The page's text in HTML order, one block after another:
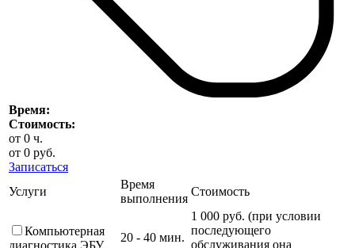
Время:
Стоимость:
от 0 ч.
от 0 руб.
Записаться
Услуги
Время
выполнения
Стоимость
Компьютерная
20 - 40 мин.
1 000 руб. (при условии
последующего
обслуживания она